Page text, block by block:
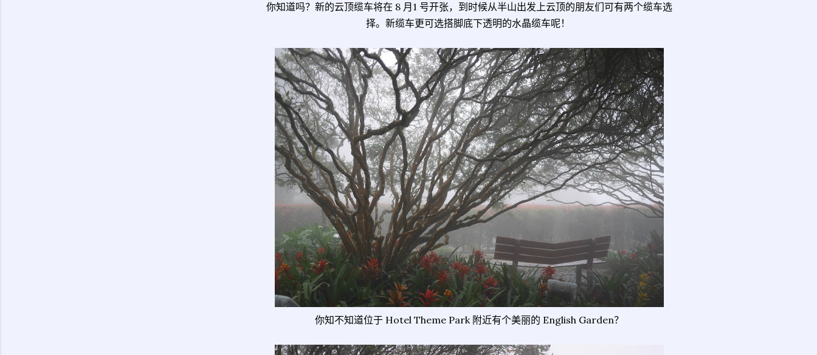
你知道吗？新的云顶缆车将在 8 月1 号开张，到时候从半山出发上云顶的朋友们可有两个缆车选
择。新缆车更可选搭脚底下透明的水晶缆车呢！
你知不知道位于 Hotel Theme Park 附近有个美丽的 English Garden？